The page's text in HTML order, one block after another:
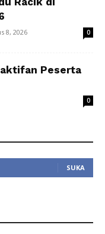
8, 2026 0
Peserta
0
SUKA